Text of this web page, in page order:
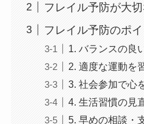
フレイル予防が大
フレイル予防のポイ
1. バランスの良
2. 適度な運動を
3. 社会参加で心
4. 生活習慣の見
5. 早めの相談・